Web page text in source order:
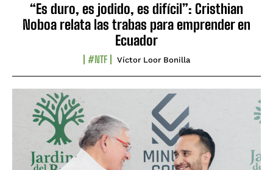
“Es duro, es jodido, es difícil”: Cristhian
Noboa relata las trabas para emprender en
Ecuador
#NTF Víctor Loor Bonilla